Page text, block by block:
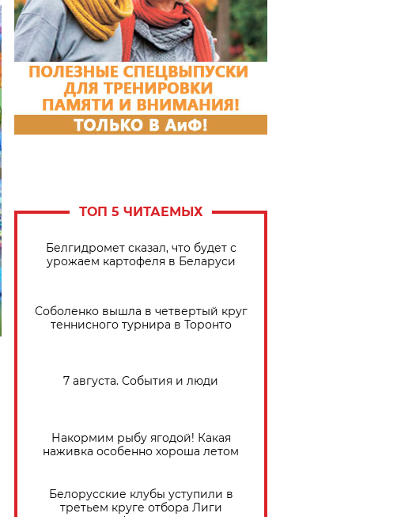
ТОП 5 ЧИТАЕМЫХ
Белгидромет сказал, что будет с
урожаем картофеля в Беларуси
Соболенко вышла в четвертый круг
теннисного турнира в Торонто
7 августа. События и люди
Накормим рыбу ягодой! Какая
наживка особенно хороша летом
Белорусские клубы уступили в
третьем круге отбора Лиги